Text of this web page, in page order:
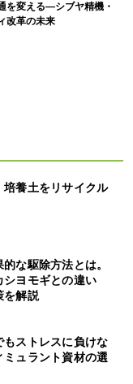
を変える―シブヤ精機・
改革の未来
養土をリサイクル
な駆除方法とは。
シヨモギとの違い
を解説
ストレスに負けな
ュラント資材の選